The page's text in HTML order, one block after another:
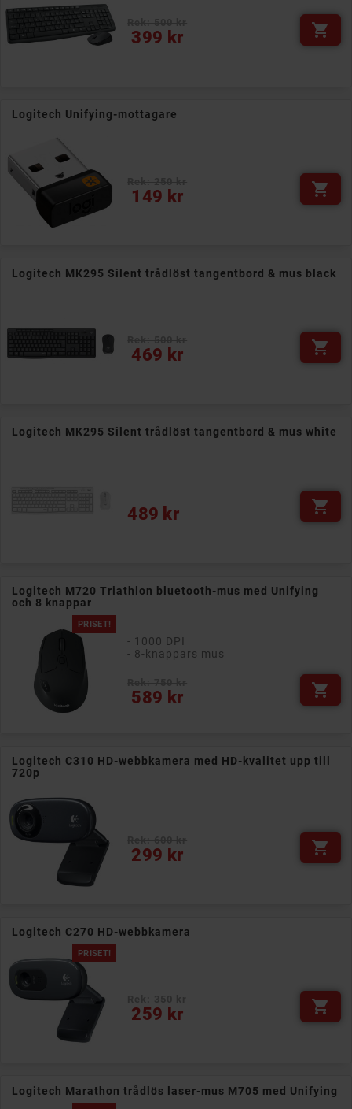
399 kr
Pris 
Logitech Unifying-mottagare
149 kr
Pris 
Logitech MK295 Silent trådlöst tangentbord & mus black
469 kr
Pris 
Logitech MK295 Silent trådlöst tangentbord & mus white
489 kr
Pris 
Logitech M720 Triathlon bluetooth-mus med Unifying
och 8 knappar
PRISET!
- 1000 DPI
- 8-knappars mus
589 kr
Pris 
Logitech C310 HD-webbkamera med HD-kvalitet upp till
720p
299 kr
Pris 
Logitech C270 HD-webbkamera
PRISET!
259 kr
Pris 
Logitech Marathon trådlös laser-mus M705 med Unifying